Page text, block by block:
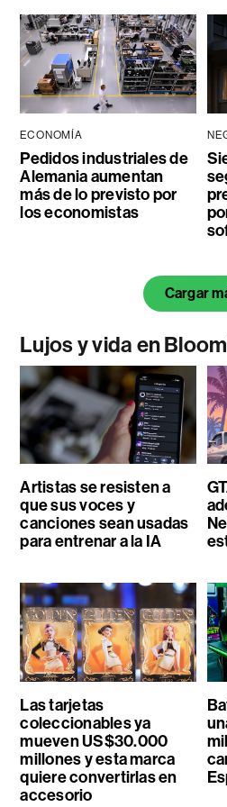
ECONOMÍA
Pedidos industriales de
Alemania aumentan
más de lo previsto por
los economistas
Cargar
Lujos y vida en
Artistas se resisten a
que sus voces y
canciones sean usadas
para entrenar a la IA
Las tarjetas
coleccionables ya
mueven US$30.000
millones y esta marca
quiere convertirlas en
accesorio